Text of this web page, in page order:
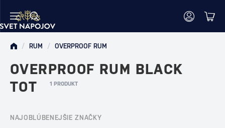
/ RUM / OVERPROOF RUM
OVERPROOF RUM BLACK
TOT
1 PRODUKT
NAJOBLÚBENEJŠIE ZNAČKY